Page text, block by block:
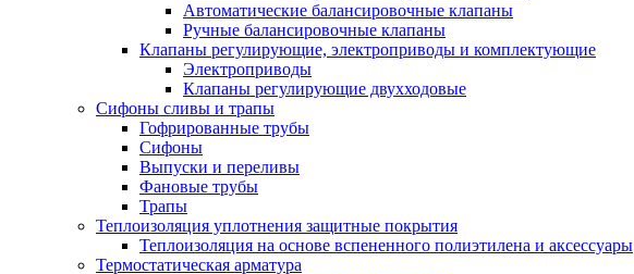
Автоматические балансировочные клапаны
Ручные балансировочные клапаны
Клапаны регулирующие, электроприводы и комплектующие
Электроприводы
Клапаны регулирующие двухходовые
Сифоны сливы и трапы
Гофрированные трубы
Сифоны
Выпуски и переливы
Фановые трубы
Трапы
Теплоизоляция уплотнения защитные покрытия
Теплоизоляция на основе вспененного полиэтилена и аксессуары
Термостатическая арматура